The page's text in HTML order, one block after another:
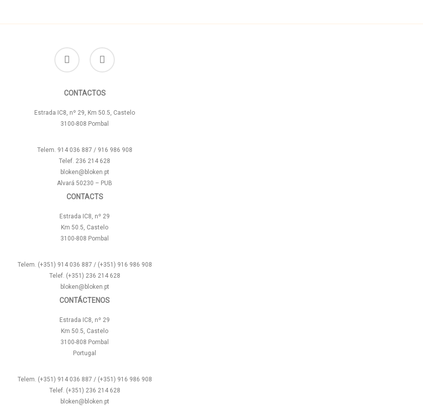
facebook instagram
CONTACTOS
Estrada IC8, nº 29, Km 50.5, Castelo
3100-808 Pombal
Telem. 914 036 887 / 916 986 908
Telef. 236 214 628
bloken@bloken.pt
Alvará 50230 – PUB
CONTACTS
Estrada IC8, nº 29
Km 50.5, Castelo
3100-808 Pombal
Telem. (+351) 914 036 887 / (+351) 916 986 908
Telef. (+351) 236 214 628
bloken@bloken.pt
CONTÁCTENOS
Estrada IC8, nº 29
Km 50.5, Castelo
3100-808 Pombal
Portugal
Telem. (+351) 914 036 887 / (+351) 916 986 908
Telef. (+351) 236 214 628
bloken@bloken.pt